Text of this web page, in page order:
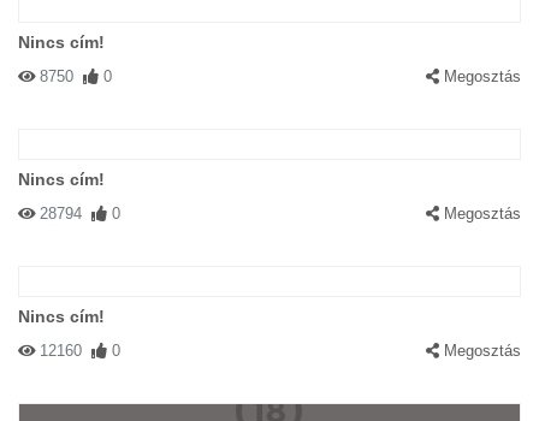
Nincs cím!
8750 0 Megosztás
Nincs cím!
28794 0 Megosztás
Nincs cím!
12160 0 Megosztás